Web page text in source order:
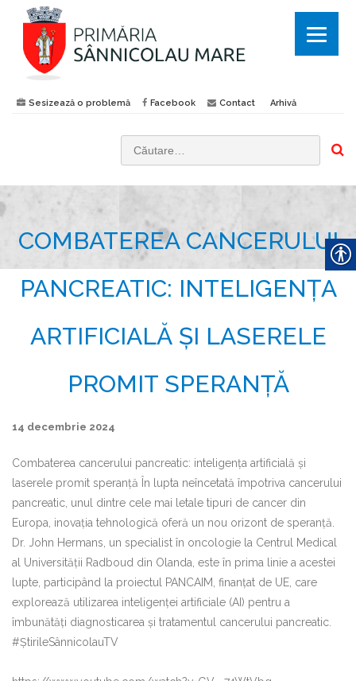
Sesizează o problemă Facebook Contact Arhivă
COMBATEREA CANCERULUI
PANCREATIC: INTELIGENȚA
ARTIFICIALĂ ȘI LASERELE
PROMIT SPERANȚĂ
14 decembrie 2024
Combaterea cancerului pancreatic: inteligența artificială și
laserele promit speranță În lupta neîncetată împotriva cancerului
pancreatic, unul dintre cele mai letale tipuri de cancer din
Europa, inovația tehnologică oferă un nou orizont de speranță.
Dr. John Hermans, un specialist în oncologie la Centrul Medical
al Universității Radboud din Olanda, este în prima linie a acestei
lupte, participând la proiectul PANCAIM, finanțat de UE, care
explorează utilizarea inteligenței artificiale (AI) pentru a
îmbunătăți diagnosticarea și tratamentul cancerului pancreatic.
#ȘtirileSânnicolauTV